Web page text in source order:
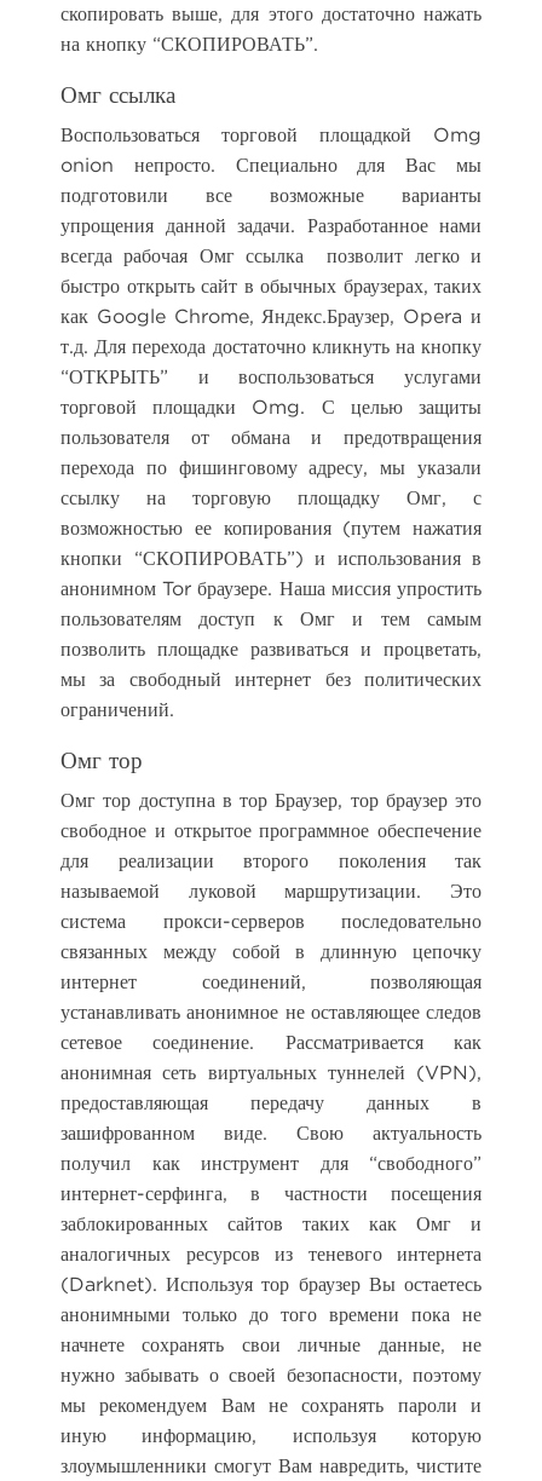
скопировать выше, для этого достаточно нажать
на кнопку “СКОПИРОВАТЬ”.
Омг ссылка
Воспользоваться торговой площадкой Omg
onion непросто. Специально для Вас мы
подготовили все возможные варианты
упрощения данной задачи. Разработанное нами
всегда рабочая Омг ссылка позволит легко и
быстро открыть сайт в обычных браузерах, таких
как Google Chrome, Яндекс.Браузер, Opera и
т.д. Для перехода достаточно кликнуть на кнопку
“ОТКРЫТЬ” и воспользоваться услугами
торговой площадки Omg. С целью защиты
пользователя от обмана и предотвращения
перехода по фишинговому адресу, мы указали
ссылку на торговую площадку Омг, с
возможностью ее копирования (путем нажатия
кнопки “СКОПИРОВАТЬ”) и использования в
анонимном Tor браузере. Наша миссия упростить
пользователям доступ к Омг и тем самым
позволить площадке развиваться и процветать,
мы за свободный интернет без политических
ограничений.
Омг тор
Омг тор доступна в тор Браузер, тор браузер это
свободное и открытое программное обеспечение
для реализации второго поколения так
называемой луковой маршрутизации. Это
система прокси-серверов последовательно
связанных между собой в длинную цепочку
интернет соединений, позволяющая
устанавливать анонимное не оставляющее следов
сетевое соединение. Рассматривается как
анонимная сеть виртуальных туннелей (VPN),
предоставляющая передачу данных в
зашифрованном виде. Свою актуальность
получил как инструмент для “свободного”
интернет-серфинга, в частности посещения
заблокированных сайтов таких как Омг и
аналогичных ресурсов из теневого интернета
(Darknet). Используя тор браузер Вы остаетесь
анонимными только до того времени пока не
начнете сохранять свои личные данные, не
нужно забывать о своей безопасности, поэтому
мы рекомендуем Вам не сохранять пароли и
иную информацию, используя которую
злоумышленники смогут Вам навредить, чистите